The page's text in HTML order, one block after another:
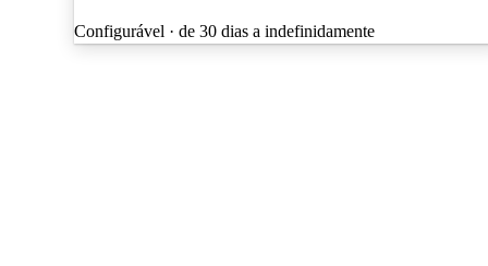
Configurável · de 30 dias a indefinidamente